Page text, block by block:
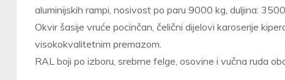
aluminijskih rampi, nosivost po paru 9000 kg, duljina:
Okvir šasije vruće pocinčan, čelični dijelovi karoserije
visokokvalitetnim premazom.
RAL boji po izboru, srebrne felge, osovine i vučna ruda